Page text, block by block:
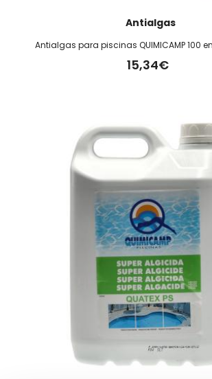
Antialgas
Antialgas para piscinas QUIMICAMP 100
15,34€